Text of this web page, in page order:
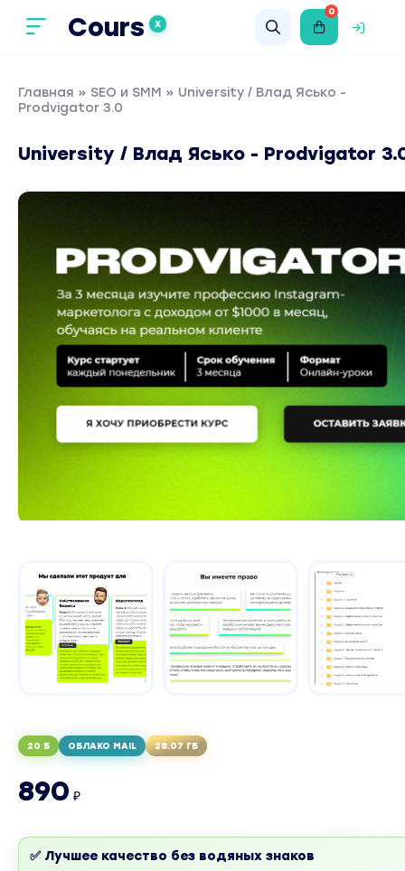
Cours X
0
Главная » SEO и SMM » University / Влад Ясько -
Prodvigator 3.0
University / Влад Ясько - Prodvigator
20 Б ОБЛАКО MAIL 28.07 ГБ
890 ₽
✅ Лучшее качество без водяных знаков